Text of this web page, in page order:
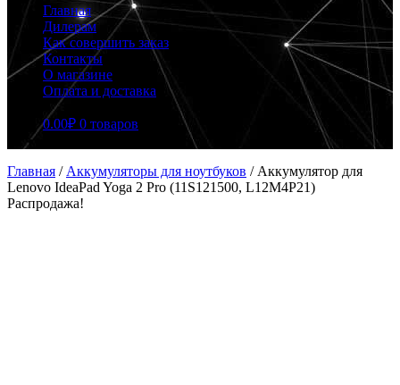
Главная
Дилерам
Как совершить заказ
Контакты
О магазине
Оплата и доставка
0.00₽ 0 товаров
Главная / Аккумуляторы для ноутбуков / Аккумулятор для
Lenovo IdeaPad Yoga 2 Pro (11S121500, L12M4P21)
Распродажа!